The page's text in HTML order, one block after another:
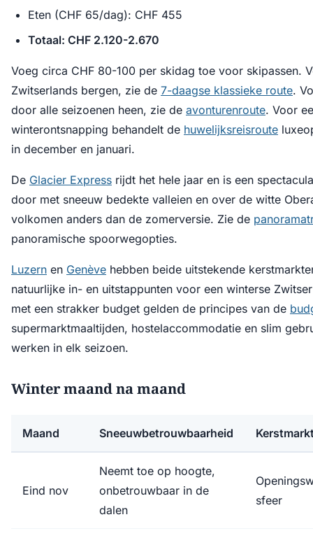
Eten (CHF 65/dag): CHF 455
Totaal: CHF 2.120-2.670
Voeg circa CHF 80-100 per skidag toe voor skipassen.
Zwitserlands bergen, zie de 7-daagse klassieke route.
door alle seizoenen heen, zie de avonturenroute. Voor
winterontsnapping behandelt de huwelijksreisroute
in december en januari.
De Glacier Express rijdt het hele jaar en is een
door met sneeuw bedekte valleien en over de witte
volkomen anders dan de zomerversie. Zie de
panoramische spoorwegopties.
Luzern en Genève hebben beide uitstekende
natuurlijke in- en uitstappunten voor een winterse
met een strakker budget gelden de principes van de
supermarktmaaltijden, hostelaccommodatie en slim
werken in elk seizoen.
Winter maand na maand
Maand Sneeuwbetrouwbaarheid
Eind nov
Neemt toe op hoogte,
onbetrouwbaar in de
dalen
sfeer